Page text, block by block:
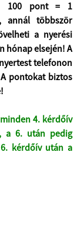
100 pont = 1
annál többször
a nyerési
hónap elsején! A
telefonon
pontokat biztos
4. kérdőív
a 6. után pedig
kérdőív után a